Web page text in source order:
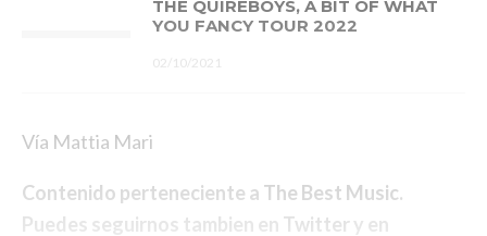
THE QUIREBOYS, A BIT OF WHAT
YOU FANCY TOUR 2022
02/10/2021
Vía Mattia Mari
Contenido perteneciente a The Best Music.
Puedes seguirnos tambien en Twitter y en